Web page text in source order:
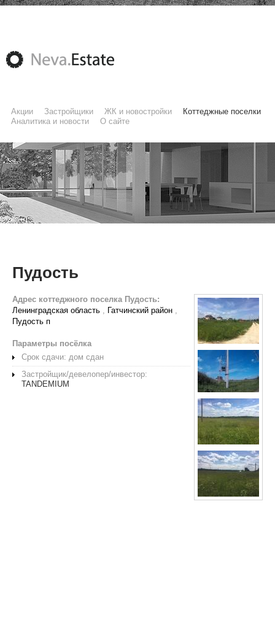
Акции Застройщики ЖК и новостройки
Коттеджные поселки
Аналитика и новости
О сайте
Пудость
Адрес коттеджного поселка Пудость:
Ленинградская область , Гатчинский район ,
Пудость п
Параметры посёлка
Срок сдачи: дом сдан
Застройщик/девелопер/инвестор:
TANDEMIUM